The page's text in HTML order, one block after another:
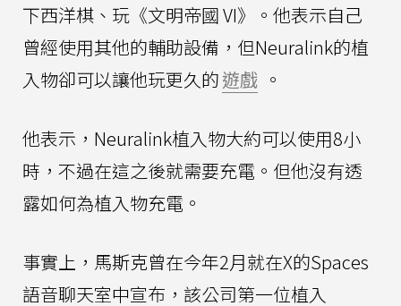
下西洋棋、玩《文明帝國 VI》。他表示自己
曾經使用其他的輔助設備，但Neuralink的植
入物卻可以讓他玩更久的遊戲 。
他表示，Neuralink植入物大約可以使用8小
時，不過在這之後就需要充電。但他沒有透
露如何為植入物充電。
事實上，馬斯克曾在今年2月就在X的Spaces
語音聊天室中宣布，該公司第一位植入